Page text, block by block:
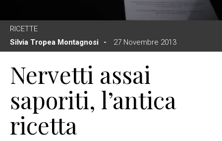
RICETTE
Silvia Tropea Montagnosi
27 Novembre 2013
Nervetti assai
saporiti, l’antica
ricetta